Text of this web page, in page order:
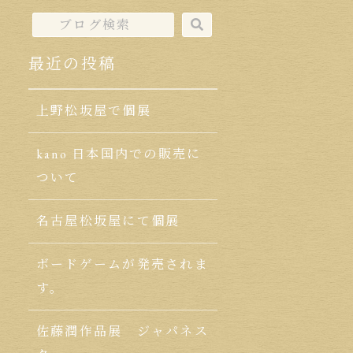
最近の投稿
上野松坂屋で個展
kano 日本国内での販売に
ついて
名古屋松坂屋にて個展
ボードゲームが発売されま
す。
佐藤潤作品展 ジャパネス